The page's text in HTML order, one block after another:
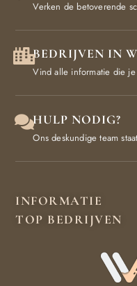
Verken de betoverende
BEDRIJVEN IN
Vind alle informatie die
HULP NODIG?
Ons deskundige team
INFORMATIE
TOP BEDRIJVEN